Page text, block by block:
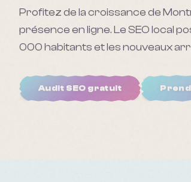
Profitez de la croissance de
présence en ligne. Le SEO local
000 habitants et les nouveaux
Audit SEO gratuit